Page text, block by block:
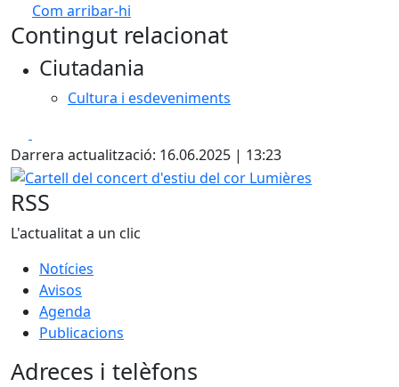
Com arribar-hi
+
−
Contingut relacionat
Ciutadania
Cultura i esdeveniments
Darrera actualització: 16.06.2025 | 13:23
Cartell del concert d'estiu del cor Lumières
RSS
L'actualitat a un clic
Notícies
Avisos
Agenda
Publicacions
Adreces i telèfons